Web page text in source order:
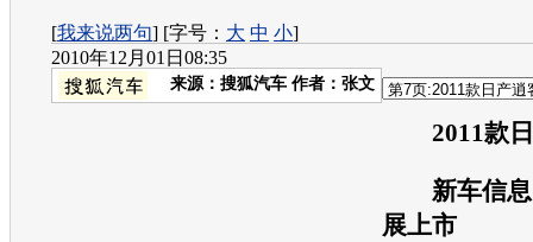
[我来说两句] [字号： 大 中 小]
2010年12月01日08:35
来源： 搜狐汽车 作者：张文
2011
新车信
展上市